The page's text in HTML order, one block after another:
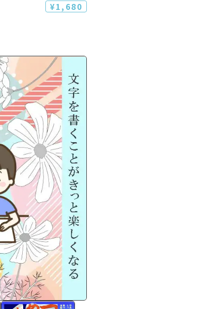
¥1,680